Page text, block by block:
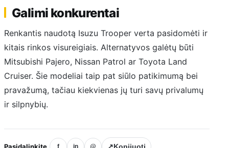
Galimi konkurentai
Renkantis naudotą Isuzu Trooper verta pasidomėti ir
kitais rinkos visureigiais. Alternatyvos galėtų būti
Mitsubishi Pajero, Nissan Patrol ar Toyota Land
Cruiser. Šie modeliai taip pat siūlo patikimumą bei
pravažumą, tačiau kiekvienas jų turi savų privalumų
ir silpnybių.
Pasidalinkite